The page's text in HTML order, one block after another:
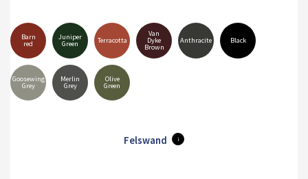
Barn
red
Juniper
Green Terracotta
Van
Dyke
Brown
Anthracite Black
Goosewing
Grey
Merlin
Grey
Olive
Green
Felswand i